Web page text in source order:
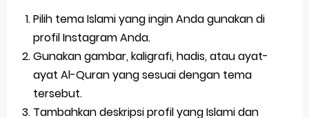
Pilih tema Islami yang ingin Anda gunakan di
profil Instagram Anda.
Gunakan gambar, kaligrafi, hadis, atau ayat-
ayat Al-Quran yang sesuai dengan tema
tersebut.
Tambahkan deskripsi profil yang Islami dan